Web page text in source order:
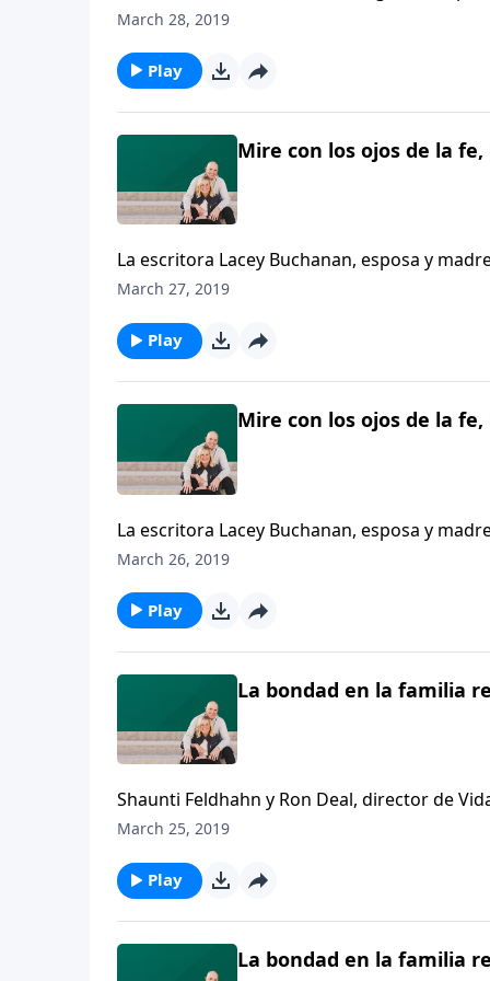
esperanza”, habla honestamente acerca de
con las discapacidades de Christian afectó
obrando, incluso en sus circunstancias
March 28, 2019
Play
Mire con los ojos de la fe,
La escritora Lacey Buchanan, esposa y
Christian, quien nació con severas
March 27, 2019
Play
Mire con los ojos de la fe,
La escritora Lacey Buchanan, esposa y
Christian, quien nació con severas
March 26, 2019
Play
La bondad en la familia
Shaunti Feldhahn y Ron Deal, director de
bondad en la familia reconstruida.
positivo y practicando pequeños actos de
ayuda a localizar nuestros patrones de
March 25, 2019
Play
La bondad en la familia